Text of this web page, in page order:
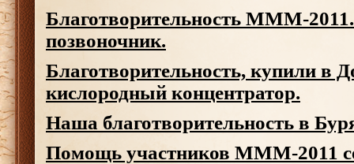
Благотворительность МММ-
позвоночник.
Благотворительность, купили в
кислородный концентратор.
Наша благотворительность в
Помощь участников МММ-2011